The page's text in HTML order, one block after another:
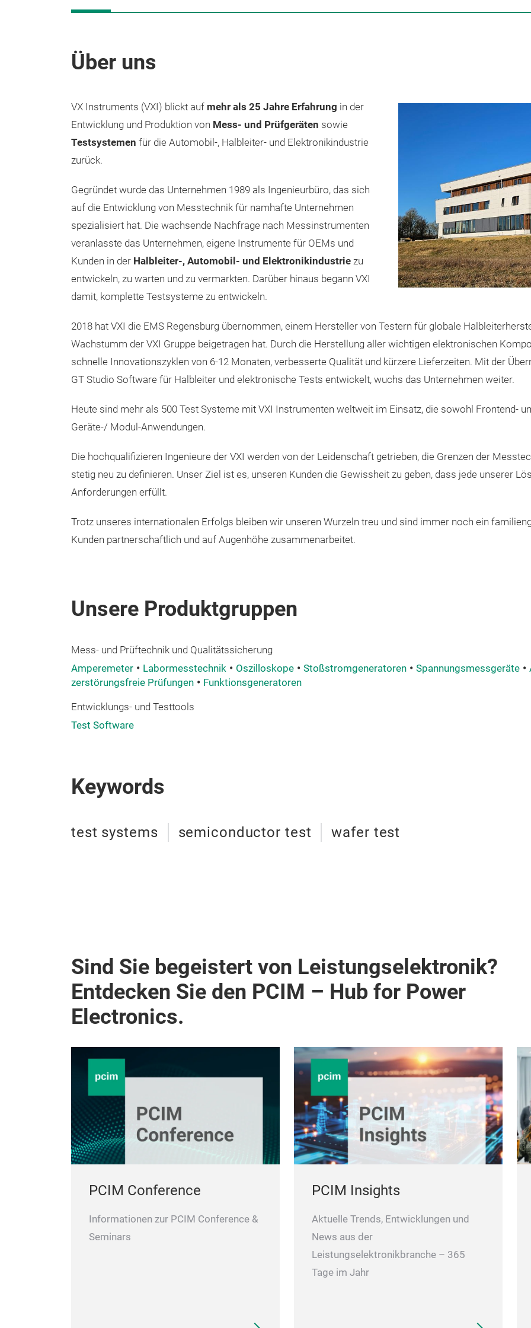
Über uns
VX Instruments (VXI) blickt auf mehr als 25 Jahre Erfahrung in der
Entwicklung und Produktion von Mess- und Prüfgeräten sowie
Testsystemen für die Automobil-, Halbleiter- und Elektronikindustrie
zurück.
Gegründet wurde das Unternehmen 1989 als Ingenieurbüro, das sich
auf die Entwicklung von Messtechnik für namhafte Unternehmen
spezialisiert hat. Die wachsende Nachfrage nach Messinstrumenten
veranlasste das Unternehmen, eigene Instrumente für OEMs und
Kunden in der Halbleiter-, Automobil- und Elektronikindustrie zu
entwickeln, zu warten und zu vermarkten. Darüber hinaus begann VXI
damit, komplette Testsysteme zu entwickeln.
2018 hat VXI die EMS Regensburg übernommen, einem Hersteller von Testern für globale
Wachstumm der VXI Gruppe beigetragen hat. Durch die Herstellung aller wichtigen elektronischen
schnelle Innovationszyklen von 6-12 Monaten, verbesserte Qualität und kürzere Lieferzeiten. Mit der
GT Studio Software für Halbleiter und elektronische Tests entwickelt, wuchs das Unternehmen weiter.
Heute sind mehr als 500 Test Systeme mit VXI Instrumenten weltweit im Einsatz, die sowohl Frontend-
Geräte-/ Modul-Anwendungen.
Die hochqualifizieren Ingenieure der VXI werden von der Leidenschaft getrieben, die Grenzen der
stetig neu zu definieren. Unser Ziel ist es, unseren Kunden die Gewissheit zu geben, dass jede unserer
Anforderungen erfüllt.
Trotz unseres internationalen Erfolgs bleiben wir unseren Wurzeln treu und sind immer noch ein
Kunden partnerschaftlich und auf Augenhöhe zusammenarbeitet.
Unsere Produktgruppen
Mess- und Prüftechnik und Qualitätssicherung
Amperemeter
Labormesstechnik Oszilloskope Stoßstromgeneratoren Spannungsmessgeräte
zerstörungsfreie Prüfungen
Funktionsgeneratoren
Entwicklungs- und Testtools
Test Software
Keywords
test systems semiconductor test wafer test
Sind Sie begeistert von Leistungselektronik?
Entdecken Sie den PCIM – Hub for Power
Electronics.
PCIM Conference
Informationen zur PCIM Conference &
Seminars
PCIM Insights
Aktuelle Trends, Entwicklungen und
News aus der
Leistungselektronikbranche – 365
Tage im Jahr